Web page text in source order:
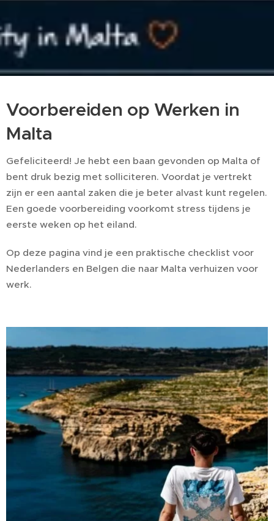
Voorbereiden op Werken in
Malta
Gefeliciteerd! Je hebt een baan gevonden op Malta of
bent druk bezig met solliciteren. Voordat je vertrekt
zijn er een aantal zaken die je beter alvast kunt regelen.
Een goede voorbereiding voorkomt stress tijdens je
eerste weken op het eiland.
Op deze pagina vind je een praktische checklist voor
Nederlanders en Belgen die naar Malta verhuizen voor
werk.